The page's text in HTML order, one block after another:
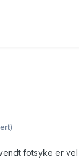
fotsyke er